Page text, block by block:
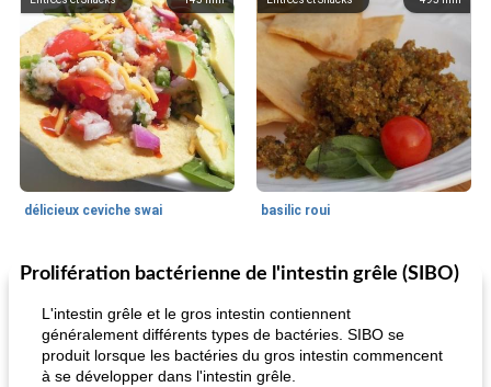
délicieux ceviche swai basilic roui
65min
Déjeuner / Snacks 30min
Prolifération bactérienne de l'intestin grêle (SIBO)
L'intestin grêle et le gros intestin contiennent
généralement différents types de bactéries. SIBO se
produit lorsque les bactéries du gros intestin commencent
à se développer dans l'intestin grêle.